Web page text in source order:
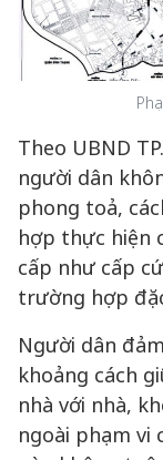
Theo UBND
người dân
phong toả,
hợp thực hiện
cấp như cấp
trường hợp
Người dân
khoảng cách
nhà với nhà,
ngoài phạm vi